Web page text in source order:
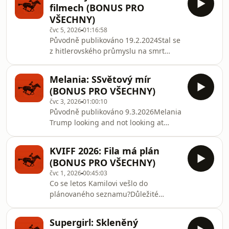
uvidíme ⁠⁠⁠⁠⁠1.8.
okomentoval Mámu jeden z diváků.
Jiřímu Strachovi se tedy daří naplnit
poptávku. Ale jakou přesněa od koho?
Je jeho zatím poslední snímek oslavou
mateřského citu, rasismu nebo hnutí
pro život? Důležitému a jindy
okrajovému té
filmech (BONUS PRO
VŠECHNY)
čvc 5, 202601:16:58
Původně publikováno 19.2.2024Stal se
z hitlerovského průmyslu na smrt
filmů se dozvíte prostřednictvím
analýzy „antiutopického“ historického
dramatu Zóna zájmu (2023). Z jakých
důvodů je s námi nacismus dodnes,
čím vším na nás útočí a mohou nás
před ním zachránit Oscary? Proč jsou
v moderní civilizaci nebezpečná
technická a ra
Melania: SSvětový mír
(BONUS PRO VŠECHNY)
čvc 3, 202601:00:10
Původně publikováno 9.3.2026Melania
Trump looking and not looking at
délky 104 minut, ale subjektivně trvá
déle než ony tři týdny. Tato forma
propagandy není otevřeně politická,
ale čistě estetická, jako reklama na
mýdlo, které smyje všechny
pochybnosti o tom, jestli jdou USA
správným směrem. Najdeme tu vůbec
KVIFF 2026: Fila má plán
(BONUS PRO VŠECHNY)
čvc 1, 202600:45:03
Co se letos Kamilovi vešlo do
plánovaného seznamu?Důležité
žádném případě není uváděn v rámci
Supergirl: Skleněný